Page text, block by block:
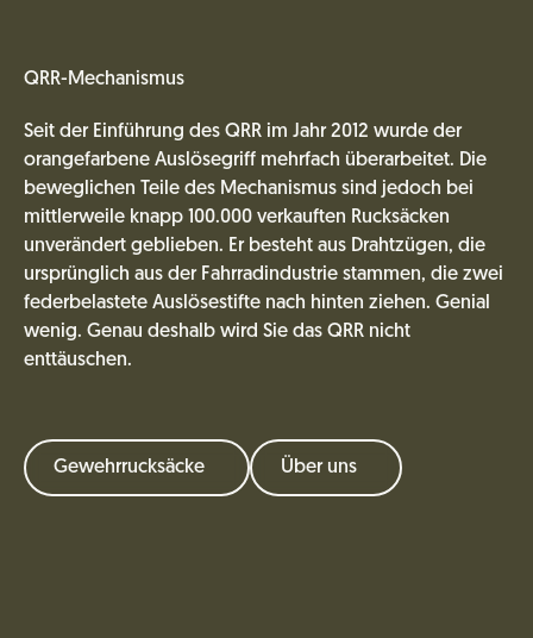
QRR-Mechanismus
Seit der Einführung des QRR im Jahr 2012 wurde der
orangefarbene Auslösegriff mehrfach überarbeitet. Die
beweglichen Teile des Mechanismus sind jedoch bei
mittlerweile knapp 100.000 verkauften Rucksäcken
unverändert geblieben. Er besteht aus Drahtzügen, die
ursprünglich aus der Fahrradindustrie stammen, die zwei
federbelastete Auslösestifte nach hinten ziehen. Genial
wenig. Genau deshalb wird Sie das QRR nicht
enttäuschen.
Gewehrrucksäcke Über uns